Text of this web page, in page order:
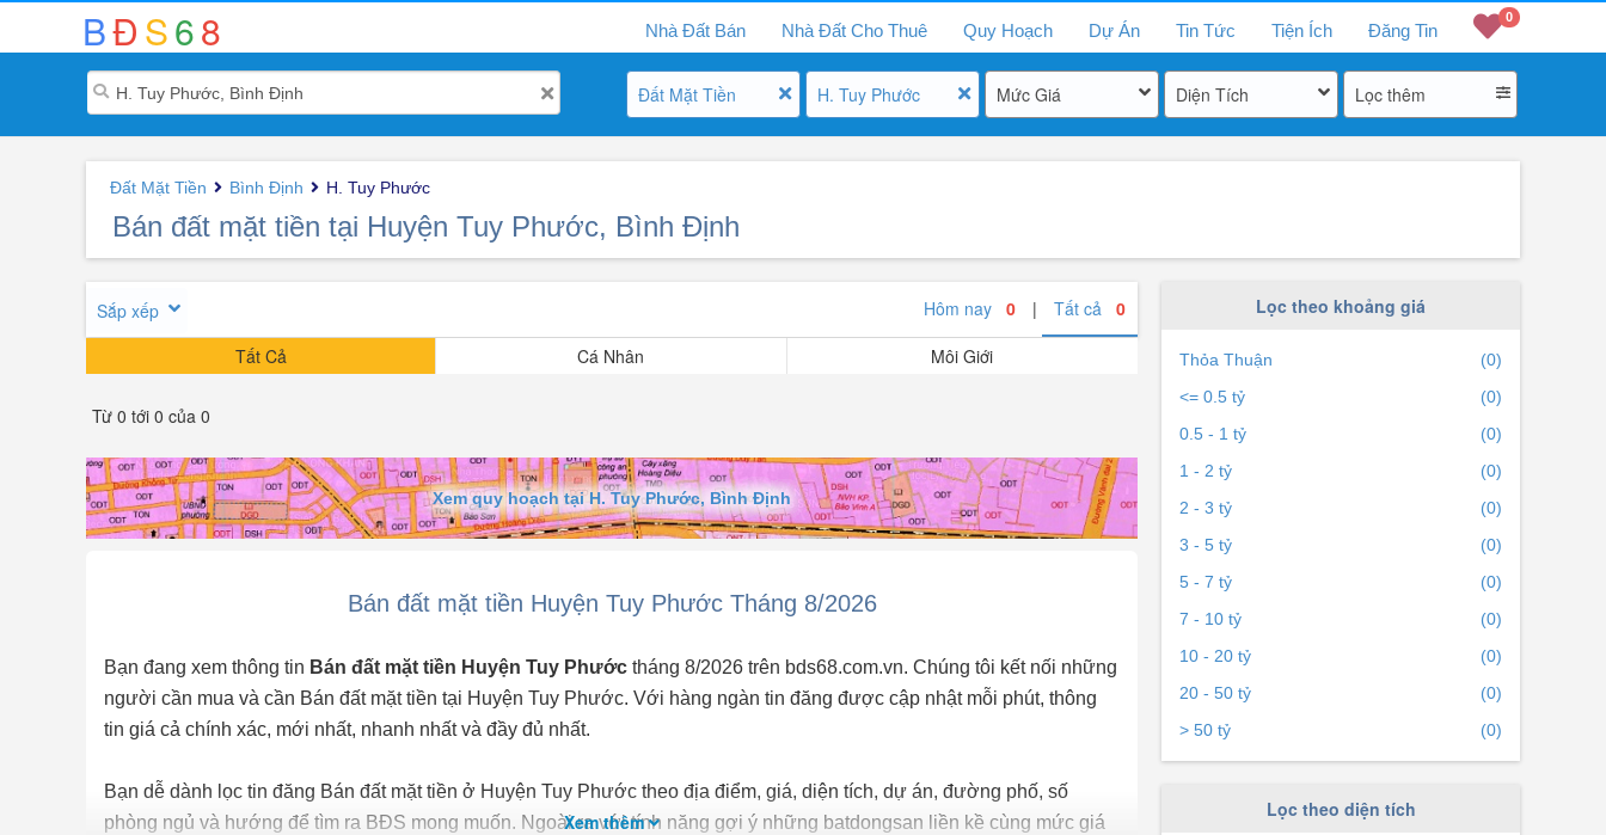
BĐS68 Nhà Đất Bán Nhà Đất Cho Thuê Quy Hoạch Dự Án Tin Tức Tiện Ích Đăng Tin
0
Đất Mặt Tiền H. Tuy Phước Mức Giá Diện Tích Lọc thêm
Đất Mặt Tiền Bình Định H. Tuy Phước
Bán đất mặt tiền tại Huyện Tuy Phước, Bình Định
Sắp xếp Hôm nay 0 | Tất cả 0
Tất Cả
Cá Nhân Môi Giới
Từ 0 tới 0 của 0
Xem quy hoạch tại H. Tuy Phước, Bình Định
Bán đất mặt tiền Huyện Tuy Phước Tháng 8/2026
Bạn đang xem thông tin Bán đất mặt tiền Huyện Tuy Phước tháng 8/2026 trên bds68.com.vn. Chúng tôi kết nối những
người cần mua và cần Bán đất mặt tiền tại Huyện Tuy Phước. Với hàng ngàn tin đăng được cập nhật mỗi phút, thông
tin giá cả chính xác, mới nhất, nhanh nhất và đầy đủ nhất.
Bạn dễ dành lọc tin đăng Bán đất mặt tiền ở Huyện Tuy Phước theo địa điểm, giá, diện tích, dự án, đường phố, số
phòng ngủ và hướng để tìm ra BĐS mong muốn. Ngoài ra với tính năng gợi ý những batdongsan liền kề cùng mức giá
Xem thêm
Lọc theo khoảng giá
Thỏa Thuận
(0)
<= 0.5 tỷ
(0)
0.5 - 1 tỷ
(0)
1 - 2 tỷ
(0)
2 - 3 tỷ
(0)
3 - 5 tỷ
(0)
5 - 7 tỷ
(0)
7 - 10 tỷ
(0)
10 - 20 tỷ
(0)
20 - 50 tỷ
(0)
> 50 tỷ
(0)
Lọc theo diện tích